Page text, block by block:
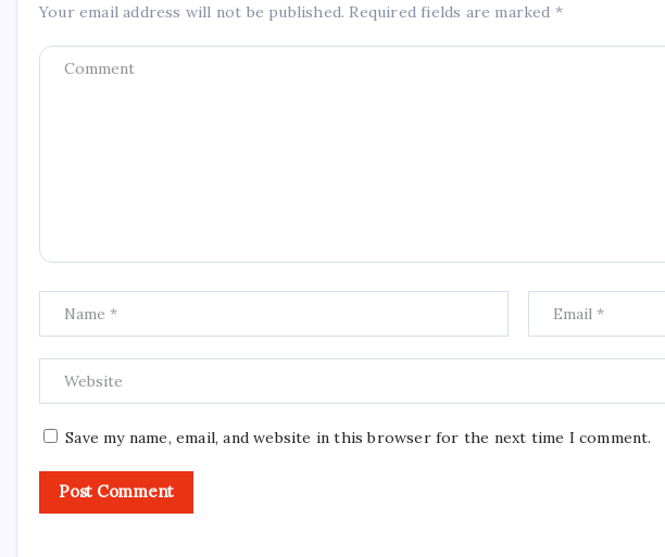
Your email address will not be published. Required fields are marked *
Save my name, email, and website in this browser for the next time I comment.